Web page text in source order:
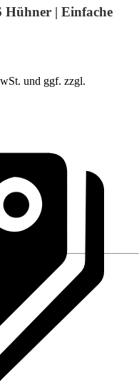
Hühner | Einfache
und ggf. zzgl.